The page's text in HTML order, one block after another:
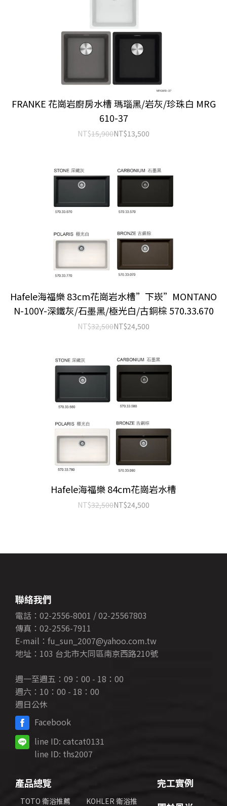
FRANKE 花崗岩廚房水槽 瑪瑙黑/岩灰/珍珠白 MRG
610-37
NT$15,900NT$13,500
Hafele海福樂 83cm花崗岩水槽”下崁”MONTANO
N-100Y-深鐵灰/石墨黑/極光白/古銅棕 570.33.670
NT$32,500NT$24,500
Hafele海福樂 84cm花崗岩水槽
NT$32,500NT$24,500
聯絡我們
電話：02-2556-8001 / 02-25567803
傳真：02-2556-7911
E-mail：fu_sun_2007@yahoo.com.tw
地址：103 台北市大同區南京西路210號
週一至週五：09：00 - 18：00
週六：10：00 - 18：00
週日公休
Facebook
line ID: catcat0131
line ID: ths2007
產品總覽
TOTO 衛浴推薦 KOHLER 衛浴推
完工實例